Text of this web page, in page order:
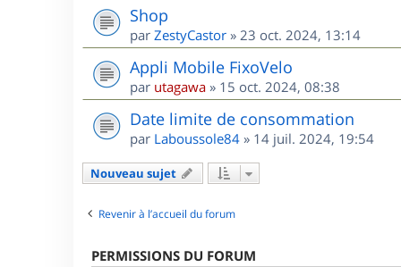
Shop
par ZestyCastor » 23 oct. 2024, 13:14
Appli Mobile FixoVelo
par utagawa » 15 oct. 2024, 08:38
Date limite de consommation
par Laboussole84 » 14 juil. 2024, 19:54
Nouveau sujet
Revenir à l’accueil du forum
PERMISSIONS DU FORUM